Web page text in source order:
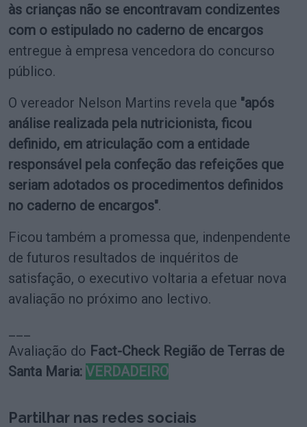
às crianças não se encontravam condizentes
com o estipulado no caderno de encargos
entregue à empresa vencedora do concurso
público.
O vereador Nelson Martins revela que "após
análise realizada pela nutricionista, ficou
definido, em atriculação com a entidade
responsável pela confeção das refeições que
seriam adotados os procedimentos definidos
no caderno de encargos".
Ficou também a promessa que, indenpendente
de futuros resultados de inquéritos de
satisfação, o executivo voltaria a efetuar nova
avaliação no próximo ano lectivo.
Avaliação do Fact-Check Região de Terras de
Santa Maria: VERDADEIRO
Partilhar nas redes sociais